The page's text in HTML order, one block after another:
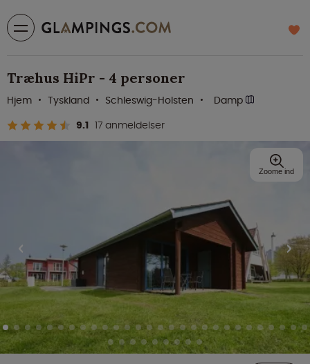
Træhus HiPr - 4 personer
9.1 17 anmeldelser
Hjem Tyskland Schleswig-Holsten Damp
Zoome ind